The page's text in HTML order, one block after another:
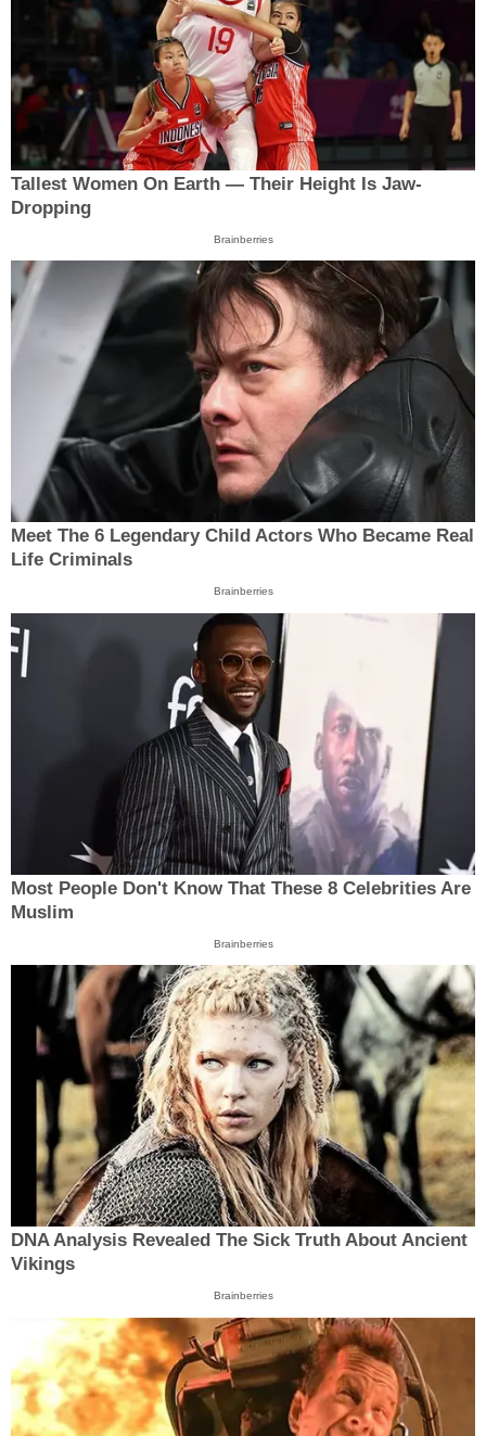
Tallest Women On Earth — Their Height Is Jaw-
Dropping
Brainberries
Meet The 6 Legendary Child Actors Who Became Real
Life Criminals
Brainberries
Most People Don't Know That These 8 Celebrities Are
Muslim
Brainberries
DNA Analysis Revealed The Sick Truth About Ancient
Vikings
Brainberries